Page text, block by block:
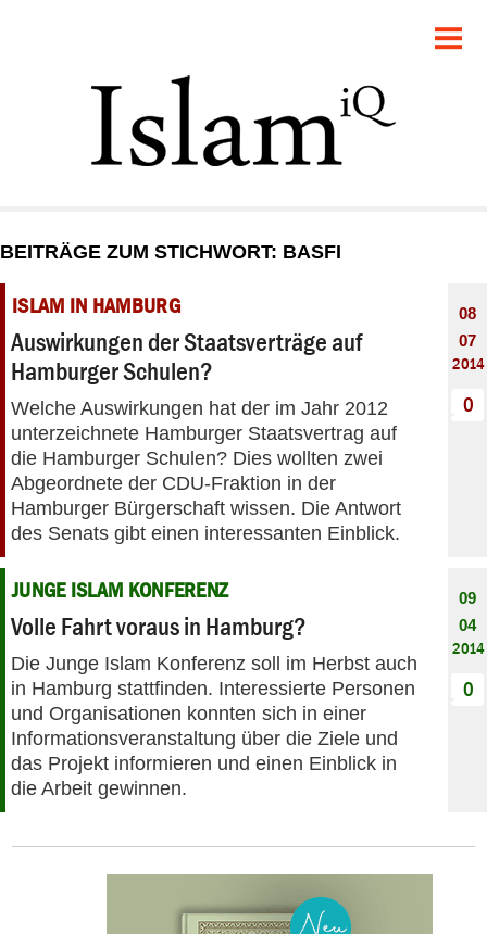
GESELLSCHAFT
STARTSEITE
DEBATTE
PANORAMA
BEITRÄGE ZUM STICHWORT: BASFI
ISLAM IN HAMBURG
Auswirkungen der Staatsverträge auf
Hamburger Schulen?
Welche Auswirkungen hat der im Jahr 2012
unterzeichnete Hamburger Staatsvertrag auf
die Hamburger Schulen? Dies wollten zwei
Abgeordnete der CDU-Fraktion in der
Hamburger Bürgerschaft wissen. Die Antwort
des Senats gibt einen interessanten Einblick.
08
07
2014
0
JUNGE ISLAM KONFERENZ
Volle Fahrt voraus in Hamburg?
Die Junge Islam Konferenz soll im Herbst auch
in Hamburg stattfinden. Interessierte Personen
und Organisationen konnten sich in einer
Informationsveranstaltung über die Ziele und
das Projekt informieren und einen Einblick in
die Arbeit gewinnen.
09
04
2014
0